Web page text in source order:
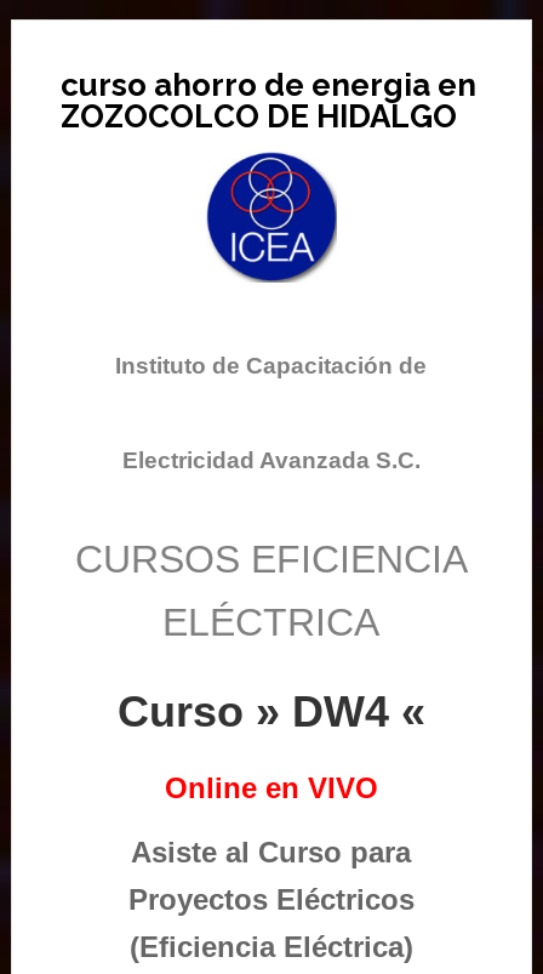
curso ahorro de energia en
ZOZOCOLCO DE HIDALGO
Instituto de Capacitación de
Electricidad Avanzada S.C.
CURSOS EFICIENCIA
ELÉCTRICA
Curso » DW4 «
Online en VIVO
Asiste al Curso para
Proyectos Eléctricos
(Eficiencia Eléctrica)